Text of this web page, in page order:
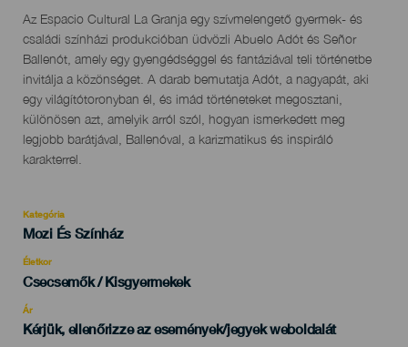
Descripción
del
evento
Az Espacio Cultural La Granja egy szívmelengető gyermek- és
családi színházi produkcióban üdvözli Abuelo Adót és Señor
Ballenót, amely egy gyengédséggel és fantáziával teli történetbe
invitálja a közönséget. A darab bemutatja Adót, a nagyapát, aki
egy világítótoronyban él, és imád történeteket megosztani,
különösen azt, amelyik arról szól, hogyan ismerkedett meg
legjobb barátjával, Ballenóval, a karizmatikus és inspiráló
karakterrel.
Kategória
Categoría
evento
Mozi És Színház
Életkor
Edad
Csecsemők / Kisgyermekek
Ár
Kérjük, ellenőrizze az események/jegyek weboldalát